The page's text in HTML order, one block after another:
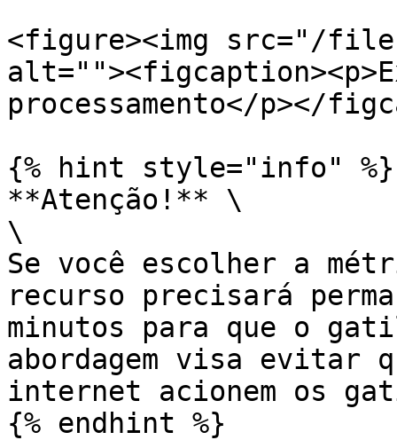
<figure><img src="/files/
processamento</p></
{% hint style="info" %}
**Atenção!** \
\
Se você escolher a
recurso precisará
minutos para que o
abordagem visa evitar
internet acionem os
{% endhint %}